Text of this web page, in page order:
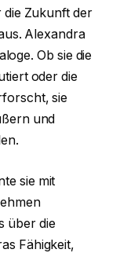
die Zukunft der
Alexandra
Ob sie die
oder die
sie
und
sie mit
über die
Fähigkeit,